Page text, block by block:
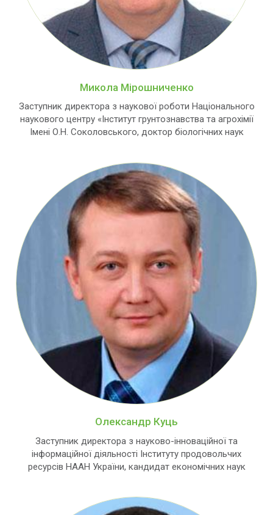
Микола Мірошниченко
Заступник директора з наукової роботи Національного
наукового центру «Інститут грунтознавства та агрохімії
Імені О.Н. Соколовського, доктор біологічних наук
Олександр Куць
Заступник директора з науково-інноваційної та
інформаційної діяльності Інституту продовольчих
ресурсів НААН України, кандидат економічних наук